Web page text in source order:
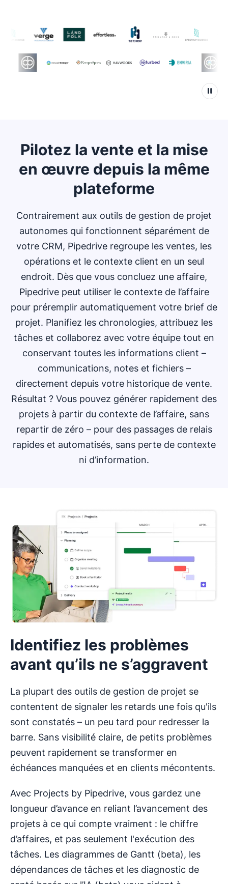
Pilotez la vente et la mise
en œuvre depuis la même
plateforme
Contrairement aux outils de gestion de projet
autonomes qui fonctionnent séparément de
votre CRM, Pipedrive regroupe les ventes, les
opérations et le contexte client en un seul
endroit. Dès que vous concluez une affaire,
Pipedrive peut utiliser le contexte de l’affaire
pour préremplir automatiquement votre brief de
projet. Planifiez les chronologies, attribuez les
tâches et collaborez avec votre équipe tout en
conservant toutes les informations client –
communications, notes et fichiers –
directement depuis votre historique de vente.
Résultat ? Vous pouvez générer rapidement des
projets à partir du contexte de l’affaire, sans
repartir de zéro – pour des passages de relais
rapides et automatisés, sans perte de contexte
ni d’information.
Identifiez les problèmes
avant qu’ils ne s’aggravent
La plupart des outils de gestion de projet se
contentent de signaler les retards une fois qu'ils
sont constatés – un peu tard pour redresser la
barre. Sans visibilité claire, de petits problèmes
peuvent rapidement se transformer en
échéances manquées et en clients mécontents.
Avec Projects by Pipedrive, vous gardez une
longueur d’avance en reliant l’avancement des
projets à ce qui compte vraiment : le chiffre
d’affaires, et pas seulement l'exécution des
tâches. Les diagrammes de Gantt (beta), les
dépendances de tâches et les diagnostic de